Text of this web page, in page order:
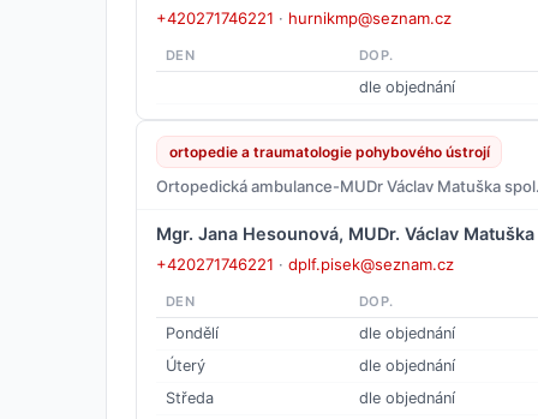
+420271746221 · hurnikmp@seznam.cz
DEN DOP.
dle objednání
ortopedie a traumatologie pohybového ústrojí
Ortopedická ambulance-MUDr Václav Matuška
Mgr. Jana Hesounová, MUDr. Václav Matuška
+420271746221 · dplf.pisek@seznam.cz
DEN DOP.
Pondělí
dle objednání
Úterý
dle objednání
Středa
dle objednání